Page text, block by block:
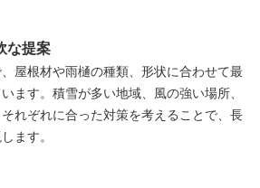
な提案
屋根材や雨樋の種類、形状に合わせて最
ます。積雪が多い地域、風の強い場所、
れぞれに合った対策を考えることで、長
ます。